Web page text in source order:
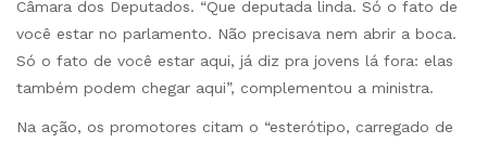
Câmara dos Deputados. “Que deputada linda. Só o fato de
você estar no parlamento. Não precisava nem abrir a boca.
Só o fato de você estar aqui, já diz pra jovens lá fora: elas
também podem chegar aqui”, complementou a ministra.
Na ação, os promotores citam o “esterótipo, carregado de